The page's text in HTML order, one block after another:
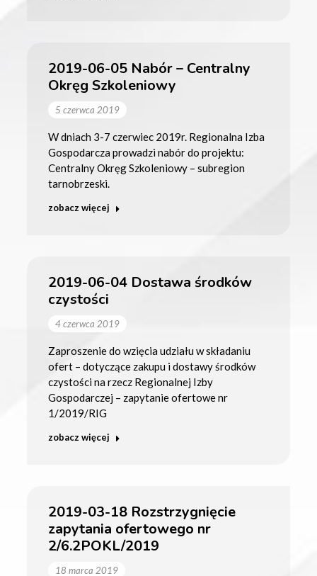
2019-06-05 Nabór – Centralny
Okręg Szkoleniowy
5 czerwca 2019
W dniach 3-7 czerwiec 2019r. Regionalna Izba
Gospodarcza prowadzi nabór do projektu:
Centralny Okręg Szkoleniowy – subregion
tarnobrzeski.
zobacz więcej
2019-06-04 Dostawa środków
czystości
4 czerwca 2019
Zaproszenie do wzięcia udziału w składaniu
ofert – dotyczące zakupu i dostawy środków
czystości na rzecz Regionalnej Izby
Gospodarczej – zapytanie ofertowe nr
1/2019/RIG
zobacz więcej
2019-03-18 Rozstrzygnięcie
zapytania ofertowego nr
2/6.2POKL/2019
18 marca 2019